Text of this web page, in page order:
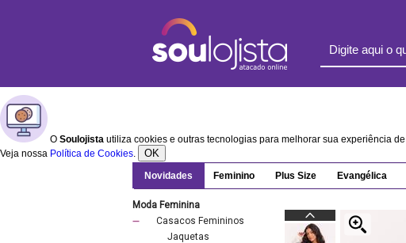
O Soulojista utiliza cookies e outras tecnologias para melhorar sua experiência
Veja nossa Política de Cookies. OK
Novidades Feminino Plus Size Evangélica
Moda Feminina
Casacos Femininos
Jaquetas